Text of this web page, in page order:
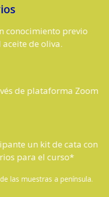
conocimiento previo
de oliva.
de plataforma Zoom
un kit de cata con
para el curso*
las muestras a península.